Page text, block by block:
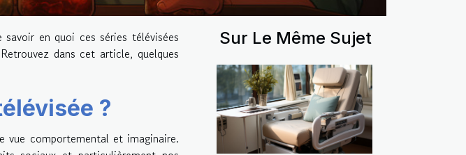
en quoi ces séries télévisées
dans cet article, quelques
?
vue comportemental et imaginaire.
Sur Le Même Sujet